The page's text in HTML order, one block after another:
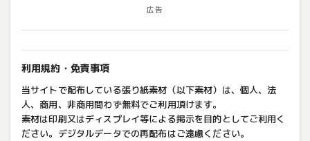
広告
利用規約・免責事項
当サイトで配布している張り紙素材（以下素材）は、個人、法
人、商用、非商用問わず無料でご利用頂けます。
素材は印刷又はディスプレイ等による掲示を目的としてご利用く
ださい。デジタルデータでの再配布はご遠慮ください。